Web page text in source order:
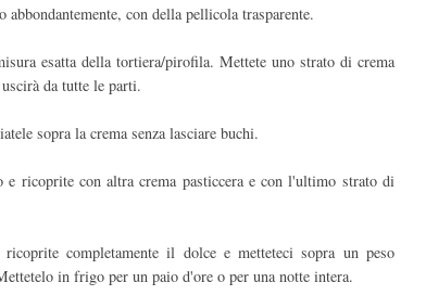
con della pellicola trasparente.
esatta della tortiera/pirofila. Mettete uno strato di crema
da tutte le parti.
sopra la crema senza lasciare buchi.
e ricoprite con altra crema pasticcera e con l'ultimo strato di
completamente il dolce e metteteci sopra un peso
in frigo per un paio d'ore o per una notte intera.